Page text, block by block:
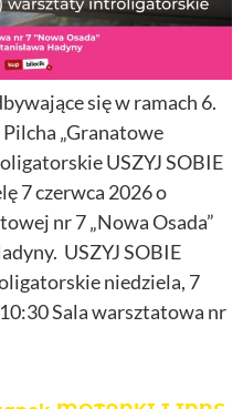
się w ramach 6.
„Granatowe
USZYJ SOBIE
7 czerwca 2026 o
nr 7 „Nowa Osada”
USZYJ SOBIE
niedziela, 7
Sala warsztatowa nr